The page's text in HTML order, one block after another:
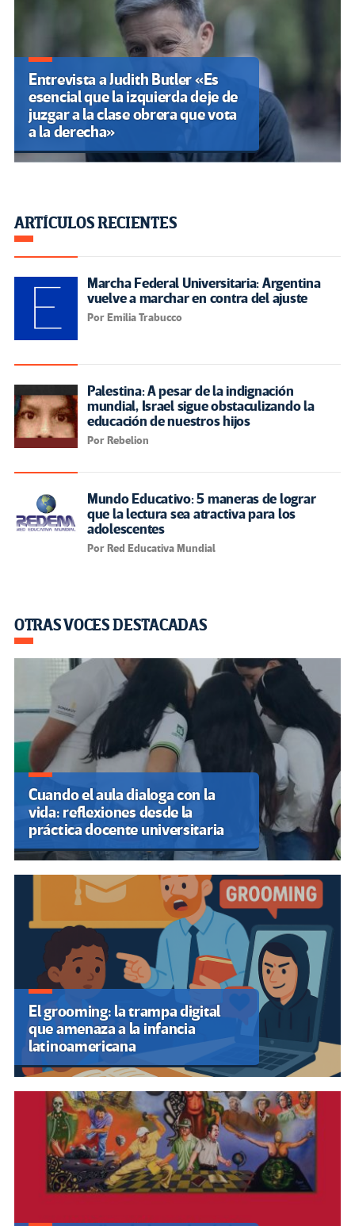
Entrevista a Judith Butler «Es
esencial que la izquierda deje de
juzgar a la clase obrera que vota
a la derecha»
ARTÍCULOS RECIENTES
Marcha Federal Universitaria: Argentina
vuelve a marchar en contra del ajuste
Por Emilia Trabucco
Palestina: A pesar de la indignación
mundial, Israel sigue obstaculizando la
educación de nuestros hijos
Por Rebelion
Mundo Educativo: 5 maneras de lograr
que la lectura sea atractiva para los
adolescentes
Por Red Educativa Mundial
OTRAS VOCES DESTACADAS
Cuando el aula dialoga con la
vida: reflexiones desde la
práctica docente universitaria
El grooming: la trampa digital
que amenaza a la infancia
latinoamericana